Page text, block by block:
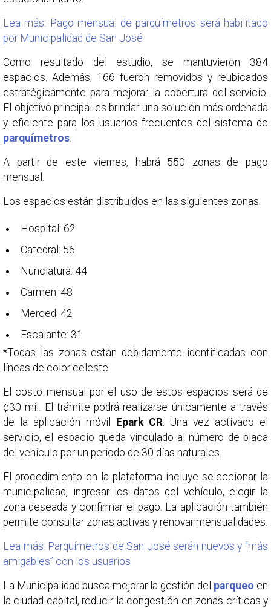
Lea más: Pago mensual de parquímetros será habilitado
por Municipalidad de San José
Como resultado del estudio, se mantuvieron 384
espacios. Además, 166 fueron removidos y reubicados
estratégicamente para mejorar la cobertura del servicio.
El objetivo principal es brindar una solución más ordenada
y eficiente para los usuarios frecuentes del sistema de
parquímetros.
A partir de este viernes, habrá 550 zonas de pago
mensual.
Los espacios están distribuidos en las siguientes zonas:
Hospital: 62
Catedral: 56
Nunciatura: 44
Carmen: 48
Merced: 42
Escalante: 31
*Todas las zonas están debidamente identificadas con
líneas de color celeste.
El costo mensual por el uso de estos espacios será de
¢30 mil. El trámite podrá realizarse únicamente a través
de la aplicación móvil
Epark CR. Una vez activado el
servicio, el espacio queda vinculado al número de placa
del vehículo por un periodo de 30 días naturales.
El procedimiento en la plataforma incluye seleccionar la
municipalidad, ingresar los datos del vehículo, elegir la
zona deseada y confirmar el pago. La aplicación también
permite consultar zonas activas y renovar mensualidades.
Lea más: Parquímetros de San José serán nuevos y “más
amigables” con los usuarios
La Municipalidad busca mejorar la gestión del parqueo en
la ciudad capital, reducir la congestión en zonas críticas y